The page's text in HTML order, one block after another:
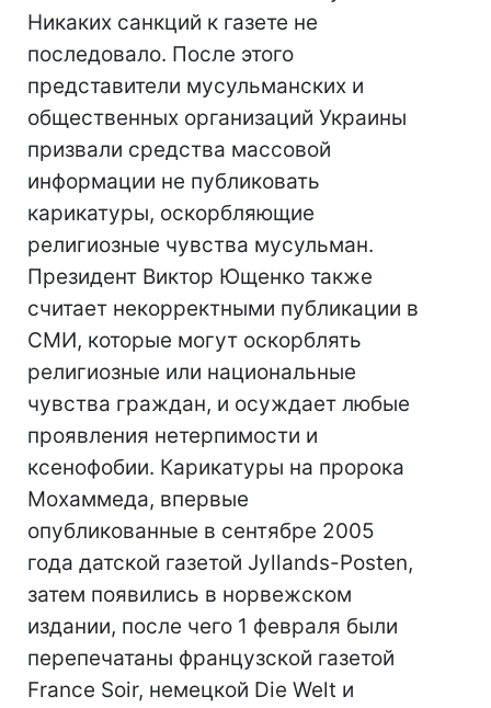
Никаких санкций к газете не
последовало. После этого
представители мусульманских и
общественных организаций Украины
призвали средства массовой
информации не публиковать
карикатуры, оскорбляющие
религиозные чувства мусульман.
Президент Виктор Ющенко также
считает некорректными публикации в
СМИ, которые могут оскорблять
религиозные или национальные
чувства граждан, и осуждает любые
проявления нетерпимости и
ксенофобии. Карикатуры на пророка
Мохаммеда, впервые
опубликованные в сентябре 2005
года датской газетой Jyllands-Posten,
затем появились в норвежском
издании, после чего 1 февраля были
перепечатаны французской газетой
France Soir, немецкой Die Welt и